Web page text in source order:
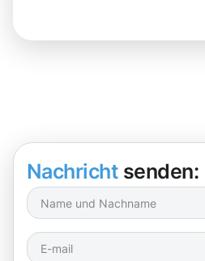
Nachricht senden: